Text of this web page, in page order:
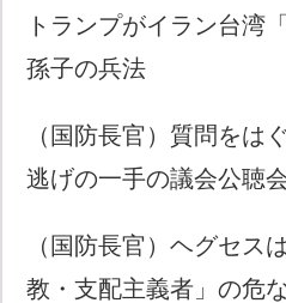
トランプがイラン台湾
孫子の兵法
（国防長官）質問をは
逃げの一手の議会公聴
（国防長官）ヘグセス
教・支配主義者」の危